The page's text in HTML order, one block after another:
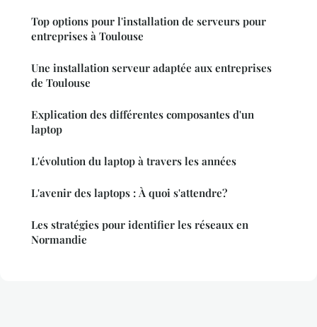
Top options pour l'installation de serveurs pour
entreprises à Toulouse
Une installation serveur adaptée aux entreprises
de Toulouse
Explication des différentes composantes d'un
laptop
L'évolution du laptop à travers les années
L'avenir des laptops : À quoi s'attendre?
Les stratégies pour identifier les réseaux en
Normandie